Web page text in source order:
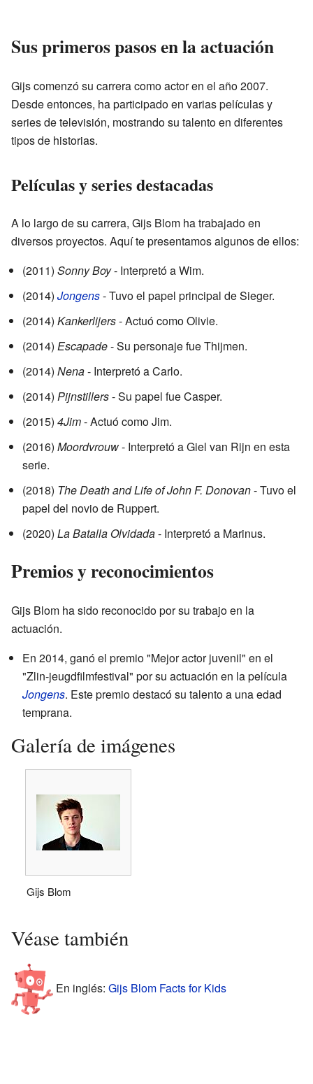
Sus primeros pasos en la actuación
Gijs comenzó su carrera como actor en el año 2007.
Desde entonces, ha participado en varias películas y
series de televisión, mostrando su talento en diferentes
tipos de historias.
Películas y series destacadas
A lo largo de su carrera, Gijs Blom ha trabajado en
diversos proyectos. Aquí te presentamos algunos de ellos:
(2011) Sonny Boy- Interpretó a Wim.
(2014) Jongens- Tuvo el papel principal de Sieger.
(2014) Kankerlijers- Actuó como Olivie.
(2014) Escapade- Su personaje fue Thijmen.
(2014) Nena- Interpretó a Carlo.
(2014) Pijnstillers- Su papel fue Casper.
(2015) 4Jim- Actuó como Jim.
(2016) Moordvrouw- Interpretó a Giel van Rijn en esta
serie.
(2018) The Death and Life of John F. Donovan- Tuvo el
papel del novio de Ruppert.
(2020) La Batalla Olvidada- Interpretó a Marinus.
Premios y reconocimientos
Gijs Blom ha sido reconocido por su trabajo en la
actuación.
En 2014, ganó el premio "Mejor actor juvenil" en el
"Zlin-jeugdfilmfestival" por su actuación en la película
Jongens. Este premio destacó su talento a una edad
temprana.
Galería de imágenes
Gijs Blom
Véase también
En inglés: Gijs Blom Facts for Kids